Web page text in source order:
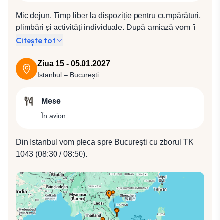
Hotel Grand Saigon 5* (sau similar 5*) camere
premium deluxe.
Mic dejun. Timp liber la dispoziție pentru cumpărături,
plimbări și activități individuale. După-amiază vom fi
transferați la aeroportul din Ho Chi Minh pentru
zbor TK 163 (22:15 / 05:30).
Citește tot
Ziua 15 - 05.01.2027
Istanbul – București
Mese
În avion
Din Istanbul vom pleca spre București cu zborul TK
1043 (08:30 / 08:50).